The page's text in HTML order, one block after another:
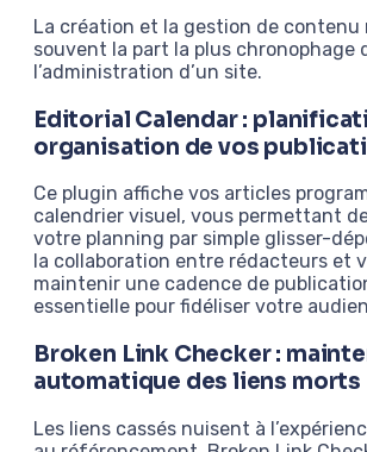
La création et la gestion de contenu
souvent la part la plus chronophage
l’administration d’un site.
Editorial Calendar :
organisation de vos
Ce plugin affiche vos articles
calendrier visuel, vous permettant
votre planning par simple glisser-
la collaboration entre rédacteurs et
maintenir une cadence de
essentielle pour fidéliser votre
Broken Link Checker :
automatique des liens morts
Les liens cassés nuisent à